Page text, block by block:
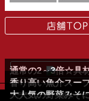
通常の2～3倍☆具
通常のつけ麺にチャー
り!!具材たっぷりで...
香り高い魚介スー
数種類の野菜・果物を
大人気の野菜みそ